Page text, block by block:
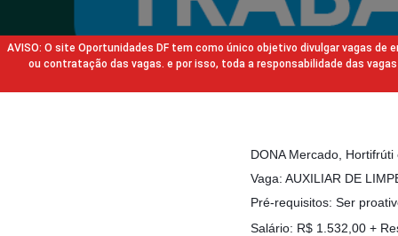
AVISO: O site Oportunidades DF tem como único objetivo divulgar vagas
ou contratação das vagas. e por isso, toda a responsabilidade das
DONA Mercado, Hortifrúti
Vaga: AUXILIAR DE
Pré-requisitos: Ser
Salário: R$ 1.532,00 +